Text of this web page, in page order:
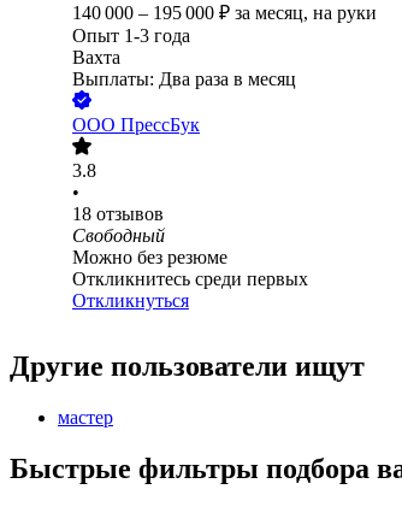
140 000 – 195 000 ₽ за месяц, на руки
Опыт 1-3 года
Вахта
Выплаты: Два раза в месяц
ООО ПрессБук
3.8
•
18 отзывов
Свободный
Можно без резюме
Откликнитесь среди первых
Откликнуться
Другие пользователи ищут
мастер
Быстрые фильтры подбора